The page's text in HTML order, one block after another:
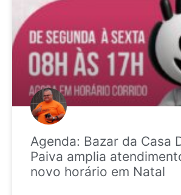
Agenda: Bazar da Casa
Paiva amplia
novo horário em Natal